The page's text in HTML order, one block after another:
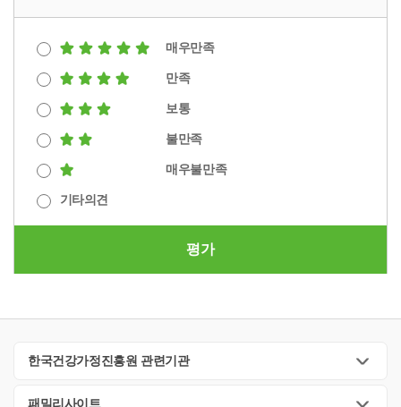
매우만족
만족
보통
불만족
매우불만족
기타의견
평가
한국건강가정진흥원 관련기관
패밀리사이트